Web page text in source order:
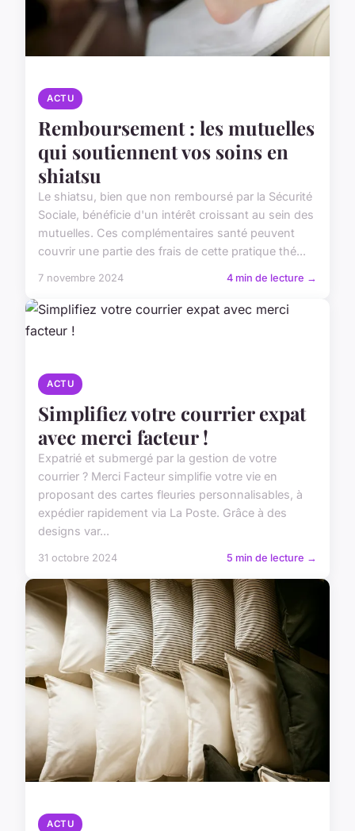
ACTU
Remboursement : les mutuelles
qui soutiennent vos soins en
shiatsu
Le shiatsu, bien que non remboursé par la Sécurité
Sociale, bénéficie d'un intérêt croissant au sein des
mutuelles. Ces complémentaires santé peuvent
couvrir une partie des frais de cette pratique thé...
7 novembre 2024 4 min de lecture →
ACTU
Simplifiez votre courrier expat
avec merci facteur !
Expatrié et submergé par la gestion de votre
courrier ? Merci Facteur simplifie votre vie en
proposant des cartes fleuries personnalisables, à
expédier rapidement via La Poste. Grâce à des
designs var...
31 octobre 2024 5 min de lecture →
ACTU